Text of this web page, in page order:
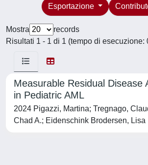
Esportazione
Mostra
records
Risultati 1 - 1 di 1 (tempo di esecuzione:
Measurable Residual Disease
in Pediatric AML
2024 Pigazzi, Martina; Tregnago,
Chad A.; Eidenschink Brodersen, Lisa